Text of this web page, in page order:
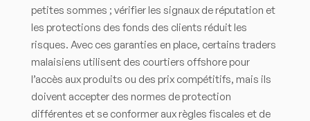
petites sommes ; vérifier les signaux de réputation et
les protections des fonds des clients réduit les
risques. Avec ces garanties en place, certains traders
malaisiens utilisent des courtiers offshore pour
l’accès aux produits ou des prix compétitifs, mais ils
doivent accepter des normes de protection
différentes et se conformer aux règles fiscales et de